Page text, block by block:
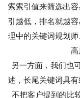
索索引值来筛选出
引越低，排名就越
理中的关键词规划
高
另一方面，我们也
述，长尾关键词具
不把客户提到的比